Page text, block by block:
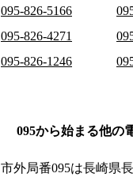
095-826-5166
095-826-4271
095-826-1246
095から始まる他の
市外局番095は長崎県